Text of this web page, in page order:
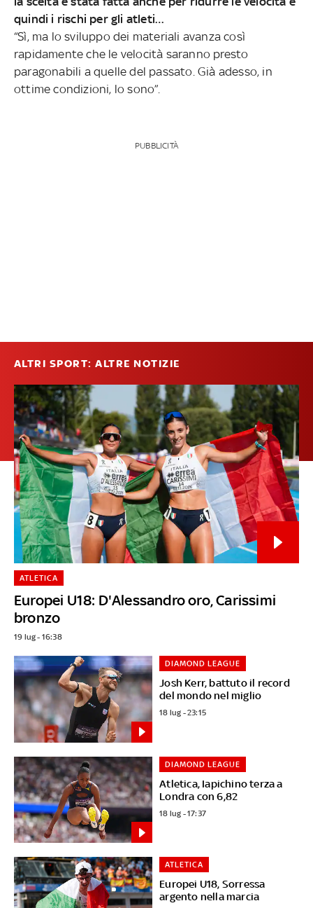
quindi i rischi per gli atleti…
“Sì, ma lo sviluppo dei materiali avanza così
rapidamente che le velocità saranno presto
paragonabili a quelle del passato. Già adesso, in
ottime condizioni, lo sono”.
PUBBLICITÀ
ALTRI SPORT: ALTRE NOTIZIE
Europei U18: D'Alessandro oro, Carissimi
bronzo
ATLETICA
19 lug - 16:38
Josh Kerr, battuto il record
del mondo nel miglio
DIAMOND LEAGUE
18 lug - 23:15
Atletica, Iapichino terza a
Londra con 6,82
DIAMOND LEAGUE
18 lug - 17:37
Europei U18, Sorressa
argento nella marcia
ATLETICA